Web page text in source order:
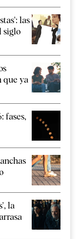
las
siglo
que ya
fases,
la